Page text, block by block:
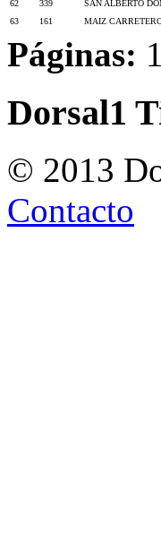
62 339 SAN ALBERTO
63
161 MAIZ
Páginas: 1
Dorsal1
© 2013
Contacto